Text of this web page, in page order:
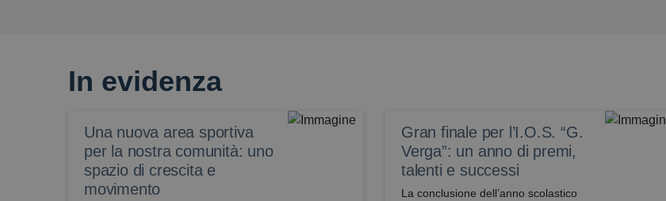
In evidenza
Una nuova area sportiva
per la nostra comunità: uno
spazio di crescita e
movimento
Gran finale per l’I.O.S. “G.
Verga”: un anno di premi,
talenti e successi
La conclusione dell’anno scolastico